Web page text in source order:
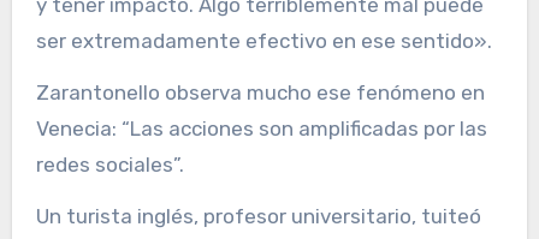
y tener impacto. Algo terriblemente mal puede
ser extremadamente efectivo en ese sentido».
Zarantonello observa mucho ese fenómeno en
Venecia: “Las acciones son amplificadas por las
redes sociales”.
Un turista inglés, profesor universitario, tuiteó